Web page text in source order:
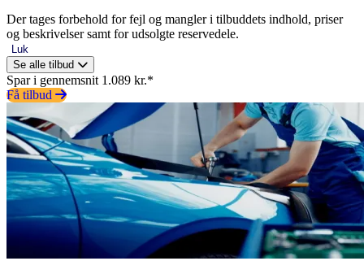
Der tages forbehold for fejl og mangler i tilbuddets indhold, priser
og beskrivelser samt for udsolgte reservedele.
Luk
Se alle tilbud
Spar i gennemsnit 1.089 kr.*
Få tilbud